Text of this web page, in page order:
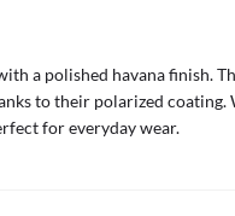
a polished havana finish.
to their polarized
for everyday wear.